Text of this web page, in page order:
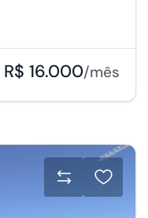
R$ 16.000/mês